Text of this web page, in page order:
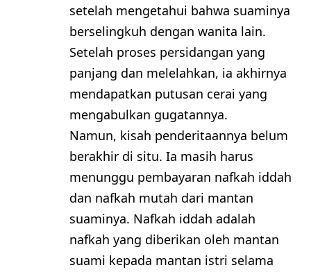
setelah mengetahui bahwa suaminya
berselingkuh dengan wanita lain.
Setelah proses persidangan yang
panjang dan melelahkan, ia akhirnya
mendapatkan putusan cerai yang
mengabulkan gugatannya.
Namun, kisah penderitaannya belum
berakhir di situ. Ia masih harus
menunggu pembayaran nafkah iddah
dan nafkah mutah dari mantan
suaminya. Nafkah iddah adalah
nafkah yang diberikan oleh mantan
suami kepada mantan istri selama